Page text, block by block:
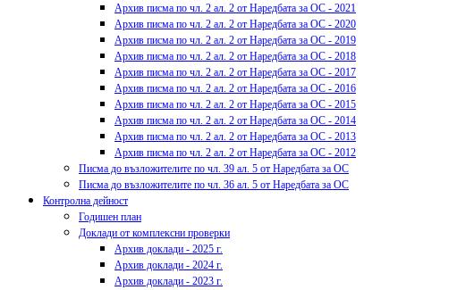
Архив писма по чл. 2 ал. 2 от Наредбата за ОС - 2021
Архив писма по чл. 2 ал. 2 от Наредбата за ОС - 2020
Архив писма по чл. 2 ал. 2 от Наредбата за ОС - 2019
Архив писма по чл. 2 ал. 2 от Наредбата за ОС - 2018
Архив писма по чл. 2 ал. 2 от Наредбата за ОС - 2017
Архив писма по чл. 2 ал. 2 от Наредбата за ОС - 2016
Архив писма по чл. 2 ал. 2 от Наредбата за ОС - 2015
Архив писма по чл. 2 ал. 2 от Наредбата за ОС - 2014
Архив писма по чл. 2 ал. 2 от Наредбата за ОС - 2013
Архив писма по чл. 2 ал. 2 от Наредбата за ОС - 2012
Писма до възложителите по чл. 39 ал. 5 от Наредбата за ОС
Писма до възложителите по чл. 36 ал. 5 от Наредбата за ОС
Контролна дейност
Годишен план
Доклади от комплексни проверки
Архив доклади - 2025 г.
Архив доклади - 2024 г.
Архив доклади - 2023 г.